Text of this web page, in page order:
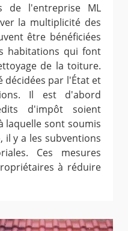
de l'entreprise ML
la multiplicité des
être bénéficiées
habitations qui font
de la toiture.
décidées par l'État et
Il est d'abord
d'impôt soient
laquelle sont soumis
il y a les subventions
Ces mesures
à réduire